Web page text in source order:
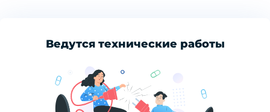
Ведутся технические работы